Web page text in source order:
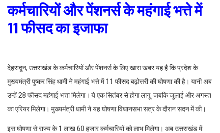
कर्मचारियों और पेंशनर्स के महंगाई भत्ते में
11 फीसद का इजाफा
देहरादून, उत्तराखंड के कर्मचारियों और पेंशनर्स के लिए खास खबर यह है कि प्रदेश के
मुख्यमंत्री पुष्कर सिंह धामी ने महंगाई भत्ते में 11 फीसद बढ़ोत्तरी की घोषणा की है। यानी अब
उन्हें 28 फीसद महंगाई भत्ता मिलेगा। ये एक सितंबर से होगा लागू, जबकि जुलाई और अगस्त
का एरियर मिलेगा। मुख्यमंत्री धामी ने यह घोषणा विधानसभा सत्र के दौरान सदन में की।
इस घोषणा से राज्य के 1 लाख 60 हजार कर्मचारियों को लाभ मिलेगा। अब उत्तराखंड में